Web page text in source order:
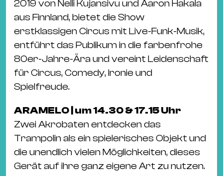
2019 von Nelli Kujansivu und Aaron Hakala
aus Finnland, bietet die Show
erstklassigen Circus mit Live-Funk-Musik,
entführt das Publikum in die farbenfrohe
80er-Jahre-Ära und vereint Leidenschaft
für Circus, Comedy, Ironie und
Spielfreude.
ARAMELO | um 14.30 & 17.15 Uhr
Zwei Akrobaten entdecken das
Trampolin als ein spielerisches Objekt und
die unendlich vielen Möglichkeiten, dieses
Gerät auf ihre ganz eigene Art zu nutzen.